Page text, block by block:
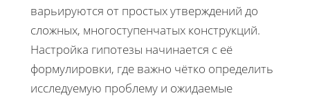
варьируются от простых утверждений до
сложных, многоступенчатых конструкций.
Настройка гипотезы начинается с её
формулировки, где важно чётко определить
исследуемую проблему и ожидаемые